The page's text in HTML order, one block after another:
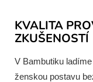
KVALITA
ZKUŠENOSTÍ
V Bambutiku
ženskou postavu